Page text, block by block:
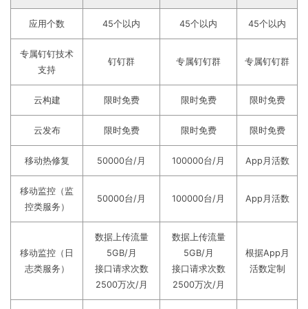
应用个数 45个以内 45个以内 45个以内
专属钉钉技术
支持
钉钉群 专属钉钉群 专属钉钉群
云构建 限时免费 限时免费 限时免费
云发布 限时免费 限时免费 限时免费
移动热修复 50000台/月 100000台/月 App月活数
移动监控（监
控类服务）
50000台/月 100000台/月 App月活数
移动监控（日
志类服务）
数据上传流量
5GB/月
接口请求次数
2500万次/月
数据上传流量
5GB/月
接口请求次数
2500万次/月
根据App月
活数定制